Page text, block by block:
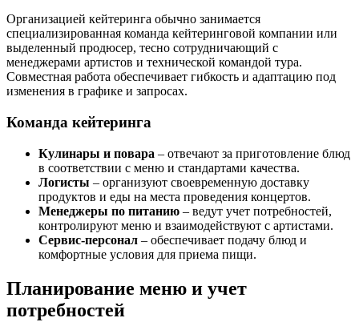
Организацией кейтеринга обычно занимается
специализированная команда кейтеринговой компании или
выделенный продюсер, тесно сотрудничающий с
менеджерами артистов и технической командой тура.
Совместная работа обеспечивает гибкость и адаптацию под
изменения в графике и запросах.
Команда кейтеринга
Кулинары и повара – отвечают за приготовление блюд
в соответствии с меню и стандартами качества.
Логисты – организуют своевременную доставку
продуктов и еды на места проведения концертов.
Менеджеры по питанию – ведут учет потребностей,
контролируют меню и взаимодействуют с артистами.
Сервис-персонал – обеспечивает подачу блюд и
комфортные условия для приема пищи.
Планирование меню и учет
потребностей